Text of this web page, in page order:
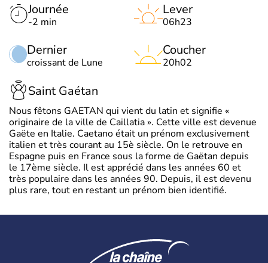
Journée
-2 min
Dernier
croissant de Lune
Lever
06h23
Coucher
20h02
Saint Gaétan
Nous fêtons GAETAN qui vient du latin et signifie «
originaire de la ville de Caillatia ». Cette ville est devenue
Gaëte en Italie. Caetano était un prénom exclusivement
italien et très courant au 15è siècle. On le retrouve en
Espagne puis en France sous la forme de Gaëtan depuis
le 17ème siècle. Il est apprécié dans les années 60 et
très populaire dans les années 90. Depuis, il est devenu
plus rare, tout en restant un prénom bien identifié.